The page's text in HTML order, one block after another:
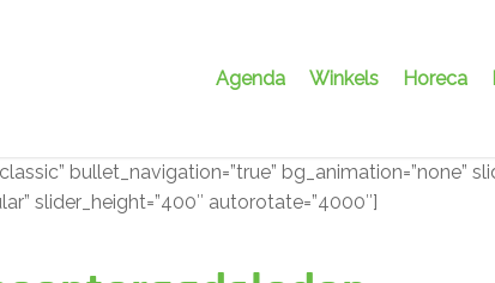
Agenda Winkels Horeca
bullet_navigation=”true” bg_animation=”none”
slider_height=”400″ autorotate=”4000″]